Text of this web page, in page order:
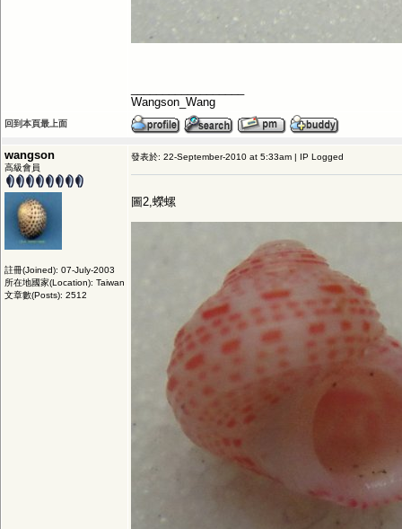
Wangson_Wang
回到本頁最上面
wangson
高級會員
註冊(Joined): 07-July-2003
所在地國家(Location): Taiwan
文章數(Posts): 2512
發表於: 22-September-2010 at 5:33am | IP Logged
圖2,蠑螺